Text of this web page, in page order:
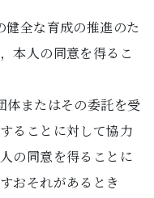
健全な育成の推進のた
本人の同意を得るこ
体またはその委託を受
ることに対して協力
の同意を得ることに
おそれがあるとき